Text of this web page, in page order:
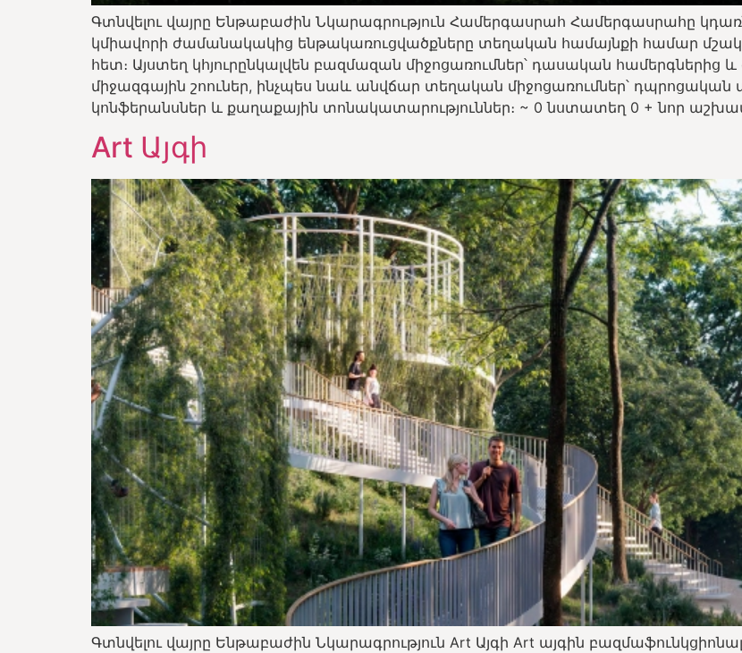
Գտնվելու վայրը Ենթաբաժին Նկարագրություն Համերգասրահ Համերգասրահը
կմիավորի ժամանակակից ենթակառուցվածքները տեղական համայնքի համար
հետ։ Այստեղ կհյուրընկալվեն բազմազան միջոցառումներ՝ դասական համերգներից
միջազգային շոուներ, ինչպես նաև անվճար տեղական միջոցառումներ՝ դպրոցական
կոնֆերանսներ և քաղաքային տոնակատարություններ։ ~ 0 նստատեղ 0 + նոր
Art Այգի
Գտնվելու վայրը Ենթաբաժին Նկարագրություն Art Այգի Art այգին